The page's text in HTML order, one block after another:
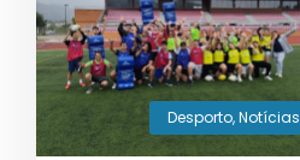
Desporto,Notícias